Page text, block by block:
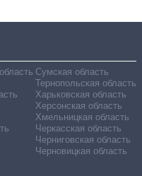
Сумская область
Тернопольская область
Харьковская область
Херсонская область
Хмельницкая область
Черкасская область
Черниговская область
Черновицкая область